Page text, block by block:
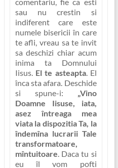
sau nu crestin si
indiferent care este
numele bisericii în care
te afli, vreau sa te invit
sa deschizi chiar acum
inima ta Domnului
Iisus. El te asteapta. El
înca sta afara. Deschide
si spune-i:
„Vino
Doamne Iisuse, iata,
asez întreaga mea
viata la dispozitia Ta, la
îndemîna lucrarii Tale
transformatoare,
mîntuitoare . Daca tu si
eu îl vom pofti